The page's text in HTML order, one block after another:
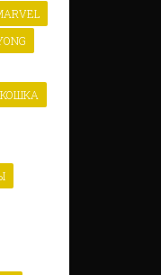
КОШКА